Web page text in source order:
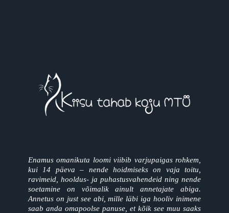
Enamus omanikuta loomi viibib varjupaigas rohkem,
kui 14 päeva – nende hoidmiseks on vaja toitu,
ravimeid, hooldus- ja puhastusvahendeid ning nende
soetamine on võimalik ainult annetajate abiga.
Annetus on just see abi, mille läbi iga hooliv inimene
saab anda omapoolse panuse, et kõik see muu saaks